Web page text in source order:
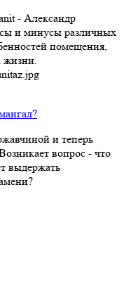
- Александр
и минусы различных
помещения,
жизни.
и теперь
вопрос - что
выдержать